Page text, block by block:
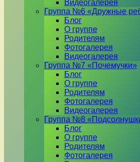
Видеогалерея
Группа №6 «Дружные
Блог
О группе
Родителям
Фотогалерея
Видеогалерея
Группа №7 «Почемучки»
Блог
О группе
Родителям
Фотогалерея
Видеогалерея
Группа №8
Блог
О группе
Родителям
Фотогалерея